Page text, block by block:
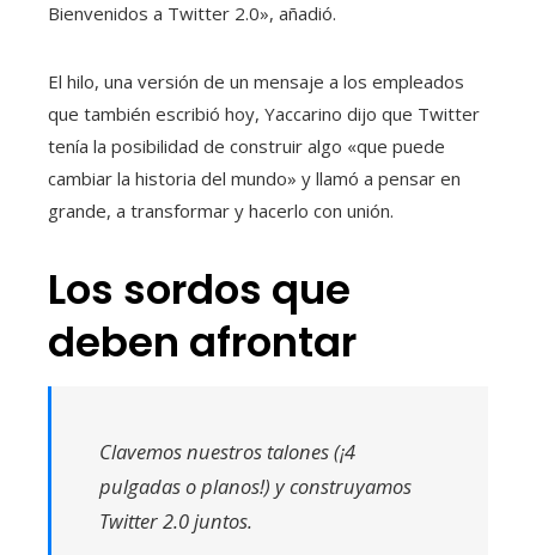
Bienvenidos a Twitter 2.0», añadió.
El hilo, una versión de un mensaje a los empleados
que también escribió hoy, Yaccarino dijo que Twitter
tenía la posibilidad de construir algo «que puede
cambiar la historia del mundo» y llamó a pensar en
grande, a transformar y hacerlo con unión.
Los sordos que
deben afrontar
Clavemos nuestros talones (¡4
pulgadas o planos!) y construyamos
Twitter 2.0 juntos.